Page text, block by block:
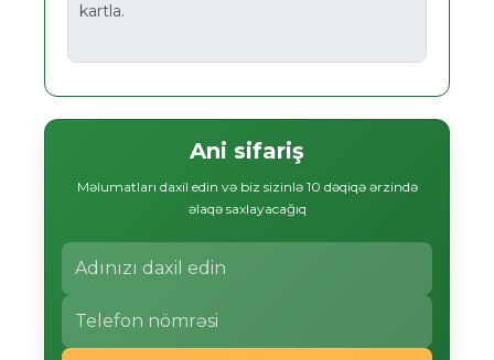
kartla.
Ani sifariş
Məlumatları daxil edin və biz sizinlə 10 dəqiqə ərzində
əlaqə saxlayacağıq